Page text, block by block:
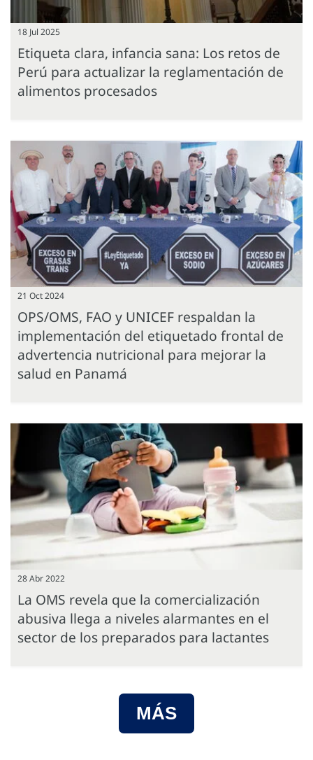
18 Jul 2025
Etiqueta clara, infancia sana: Los retos de
Perú para actualizar la reglamentación de
alimentos procesados
21 Oct 2024
OPS/OMS, FAO y UNICEF respaldan la
implementación del etiquetado frontal de
advertencia nutricional para mejorar la
salud en Panamá
28 Abr 2022
La OMS revela que la comercialización
abusiva llega a niveles alarmantes en el
sector de los preparados para lactantes
MÁS